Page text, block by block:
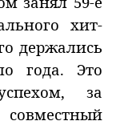
хит-
держались
года. Это
за